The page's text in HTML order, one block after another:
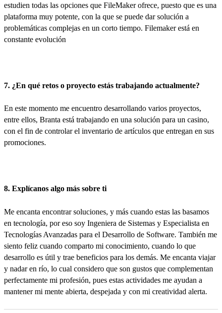
estudien todas las opciones que FileMaker ofrece, puesto que es una
plataforma muy potente, con la que se puede dar solución a
problemáticas complejas en un corto tiempo. Filemaker está en
constante evolución
7. ¿En qué retos o proyecto estás trabajando actualmente?
En este momento me encuentro desarrollando varios proyectos,
entre ellos, Branta está trabajando en una solución para un casino,
con el fin de controlar el inventario de artículos que entregan en sus
promociones.
8. Explícanos algo más sobre ti
Me encanta encontrar soluciones, y más cuando estas las basamos
en tecnología, por eso soy Ingeniera de Sistemas y Especialista en
Tecnologías Avanzadas para el Desarrollo de Software. También me
siento feliz cuando comparto mi conocimiento, cuando lo que
desarrollo es útil y trae beneficios para los demás. Me encanta viajar
y nadar en río, lo cual considero que son gustos que complementan
perfectamente mi profesión, pues estas actividades me ayudan a
mantener mi mente abierta, despejada y con mi creatividad alerta.